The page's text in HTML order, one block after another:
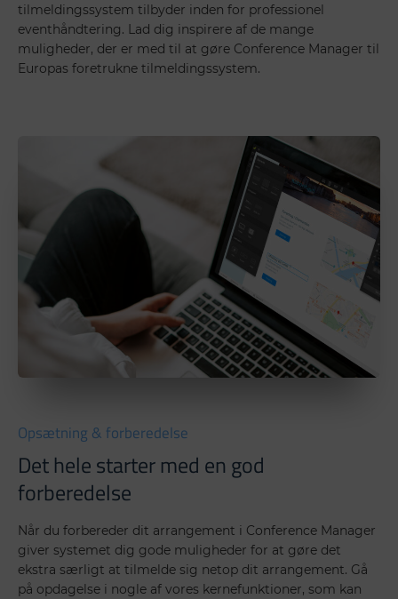
tilmeldingssystem tilbyder inden for professionel
eventhåndtering. Lad dig inspirere af de mange
muligheder, der er med til at gøre Conference Manager til
Europas foretrukne tilmeldingssystem.
Opsætning & forberedelse
Det hele starter med en god
forberedelse
Når du forbereder dit arrangement i Conference Manager
giver systemet dig gode muligheder for at gøre det
ekstra særligt at tilmelde sig netop dit arrangement. Gå
på opdagelse i nogle af vores kernefunktioner, som kan